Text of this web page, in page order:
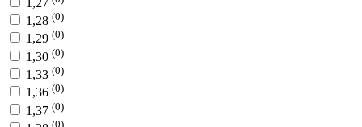
1,28 (0)
1,29 (0)
1,30 (0)
1,33 (0)
1,36 (0)
1,37 (0)
(0)